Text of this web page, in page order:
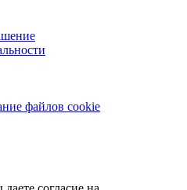
файлов cookie